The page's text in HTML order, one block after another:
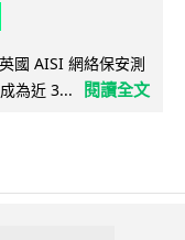
國 AISI 網絡保安測
為近 3...
閱讀全文